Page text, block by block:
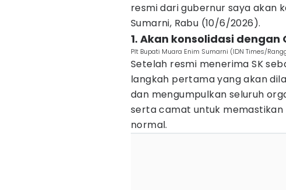
resmi dari gubernur saya akan
Sumarni, Rabu (10/6/2026).
1. Akan konsolidasi dengan
Plt Bupati Muara Enim Sumarni (IDN Times/
Setelah resmi menerima SK
langkah pertama yang akan
dan mengumpulkan seluruh
serta camat untuk
normal.